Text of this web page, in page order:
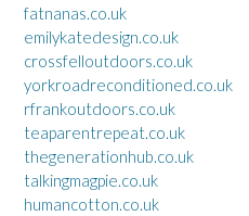
fatnanas.co.uk
emilykatedesign.co.uk
crossfelloutdoors.co.uk
yorkroadreconditioned.co.uk
rfrankoutdoors.co.uk
teaparentrepeat.co.uk
thegenerationhub.co.uk
talkingmagpie.co.uk
humancotton.co.uk